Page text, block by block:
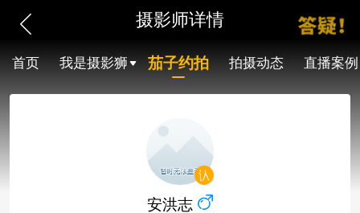
摄影师详情
首页 我是摄影狮 茄子约拍 拍摄动态 直播案例
安洪志